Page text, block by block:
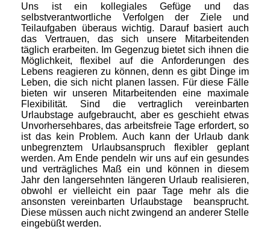
Uns ist ein kollegiales Gefüge und das
selbstverantwortliche Verfolgen der Ziele und
Teilaufgaben überaus wichtig. Darauf basiert auch
das Vertrauen, das sich unsere Mitarbeitenden
täglich erarbeiten. Im Gegenzug bietet sich ihnen die
Möglichkeit, flexibel auf die Anforderungen des
Lebens reagieren zu können, denn es gibt Dinge im
Leben, die sich nicht planen lassen. Für diese Fälle
bieten wir unseren Mitarbeitenden eine maximale
Flexibilität. Sind die vertraglich vereinbarten
Urlaubstage aufgebraucht, aber es geschieht etwas
Unvorhersehbares, das arbeitsfreie Tage erfordert, so
ist das kein Problem. Auch kann der Urlaub dank
unbegrenztem Urlaubsanspruch flexibler geplant
werden. Am Ende pendeln wir uns auf ein gesundes
und verträgliches Maß ein und können in diesem
Jahr den langersehnten längeren Urlaub realisieren,
obwohl er vielleicht ein paar Tage mehr als die
ansonsten vereinbarten Urlaubstage beansprucht.
Diese müssen auch nicht zwingend an anderer Stelle
eingebüßt werden.